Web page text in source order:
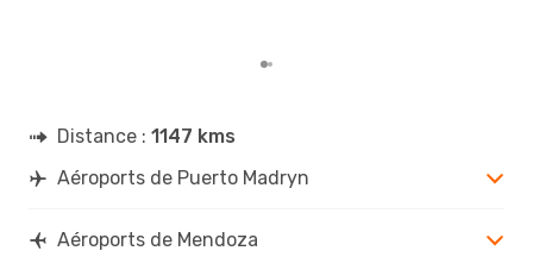
Distance : 1147 kms
Aéroports de Puerto Madryn
Aéroports de Mendoza